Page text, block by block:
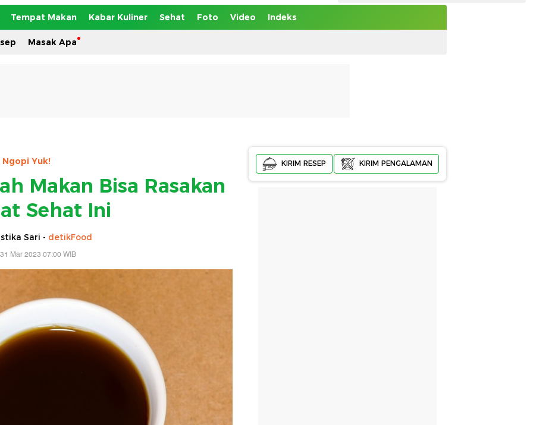
Tempat Makan Kabar Kuliner Sehat Foto Video Indeks
Masak Apa
Ngopi Yuk!
Makan Bisa Rasakan
Sehat Ini
Sari - detikFood
Mar 2023 07:00 WIB
KIRIM RESEP KIRIM PENGALAMAN